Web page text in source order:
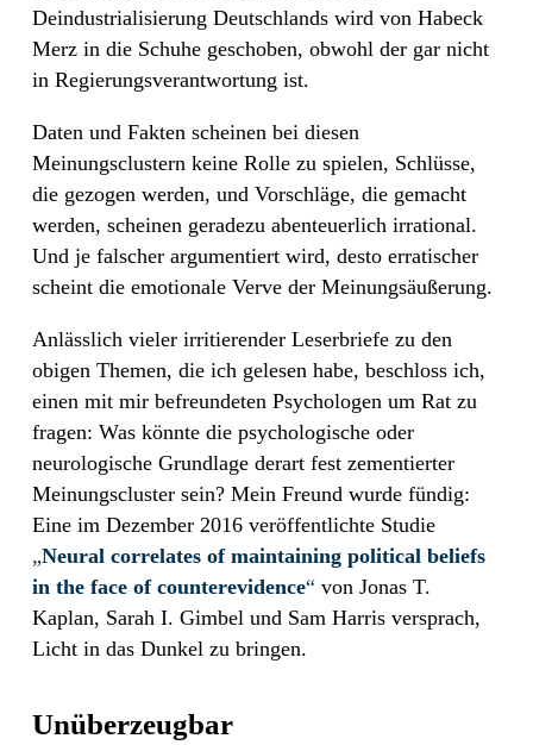
Deindustrialisierung Deutschlands wird von Habeck
Merz in die Schuhe geschoben, obwohl der gar nicht
in Regierungsverantwortung ist.
Daten und Fakten scheinen bei diesen
Meinungsclustern keine Rolle zu spielen, Schlüsse,
die gezogen werden, und Vorschläge, die gemacht
werden, scheinen geradezu abenteuerlich irrational.
Und je falscher argumentiert wird, desto erratischer
scheint die emotionale Verve der Meinungsäußerung.
Anlässlich vieler irritierender Leserbriefe zu den
obigen Themen, die ich gelesen habe, beschloss ich,
einen mit mir befreundeten Psychologen um Rat zu
fragen: Was könnte die psychologische oder
neurologische Grundlage derart fest zementierter
Meinungscluster sein? Mein Freund wurde fündig:
Eine im Dezember 2016 veröffentlichte Studie
„Neural correlates of maintaining political beliefs
in the face of counterevidence“ von Jonas T.
Kaplan, Sarah I. Gimbel und Sam Harris versprach,
Licht in das Dunkel zu bringen.
Unüberzeugbar